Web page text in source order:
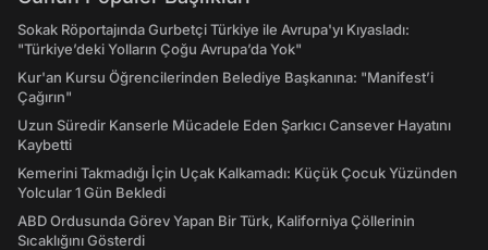
Sokak Röportajında Gurbetçi Türkiye ile Avrupa'yı Kıyasladı:
"Türkiye’deki Yolların Çoğu Avrupa’da Yok"
Kur'an Kursu Öğrencilerinden Belediye Başkanına: "Manifest’i
Çağırın"
Uzun Süredir Kanserle Mücadele Eden Şarkıcı Cansever Hayatını
Kaybetti
Kemerini Takmadığı İçin Uçak Kalkamadı: Küçük Çocuk Yüzünden
Yolcular 1 Gün Bekledi
ABD Ordusunda Görev Yapan Bir Türk, Kaliforniya Çöllerinin
Sıcaklığını Gösterdi